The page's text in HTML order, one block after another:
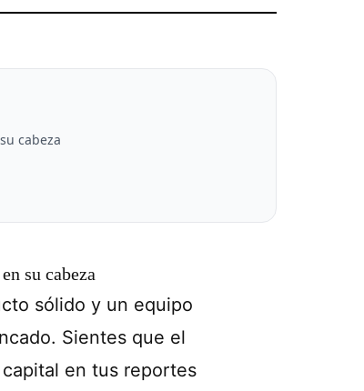
cabeza
su cabeza
sólido y un equipo
Sientes que el
en tus reportes